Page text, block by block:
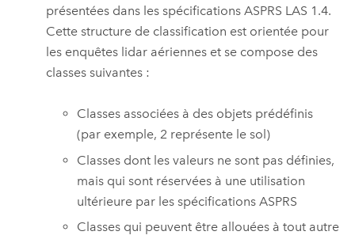
présentées dans les spécifications ASPRS LAS 1.4.
Cette structure de classification est orientée pour
les enquêtes lidar aériennes et se compose des
classes suivantes :
Classes associées à des objets prédéfinis
(par exemple, 2 représente le sol)
Classes dont les valeurs ne sont pas définies,
mais qui sont réservées à une utilisation
ultérieure par les spécifications ASPRS
Classes qui peuvent être allouées à tout autre